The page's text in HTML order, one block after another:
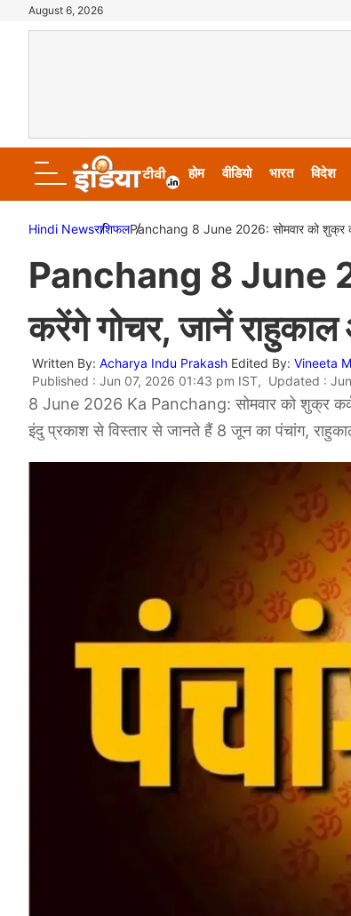
August 6, 2026
होम वीडियो भारत विदेश
Hindi NewsराशिफलPanchang 8 June 2026: सोमवार को शुक्र
Panchang 8 June
करेंगे गोचर, जानें
Written By: Acharya Indu Prakash Edited By: Vineeta
Published : Jun 07, 2026 01:43 pm IST, Updated :
8 June 2026 Ka Panchang: सोमवार को शुक्र कर्क
इंदु प्रकाश से विस्तार से जानते हैं 8 जून का पंचांग,